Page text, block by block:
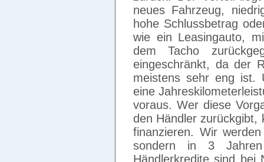
neues Fahrzeug,
hohe Schlussbetrag
wie ein Leasingauto,
dem Tacho
eingeschränkt, da der
meistens sehr eng ist.
eine
voraus. Wer diese
den Händler zurückgibt,
finanzieren. Wir
sondern in 3
Händlerkredite sind bei